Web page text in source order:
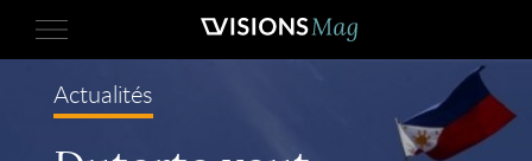
Actualités